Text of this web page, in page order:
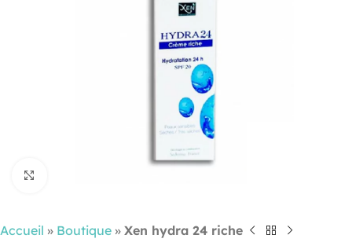
Accueil » Boutique » Xen hydra 24 riche